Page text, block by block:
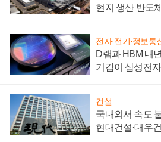
현지 생산 반도
전자·전기·정보통
D램과 HBM 내
기감이 삼성전
건설
국내외서 속도
현대건설·대우